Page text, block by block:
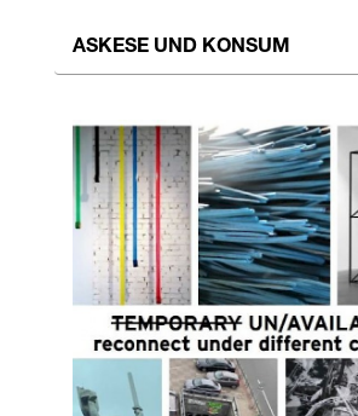
ASKESE UND KONSUM